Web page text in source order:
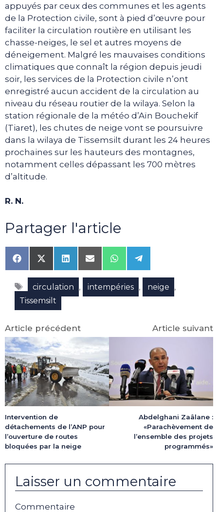
appuyés par ceux des communes et les agents
de la Protection civile, sont à pied d’œuvre pour
faciliter la circulation routière en utilisant les
chasse-neiges, le sel et autres moyens de
déneigement. Malgré les mauvaises conditions
climatiques que connaît la région depuis jeudi
soir, les services de la Protection civile n’ont
enregistré aucun accident de la circulation au
niveau du réseau routier de la wilaya. Selon la
station régionale de la météo d’Aïn Bouchekif
(Tiaret), les chutes de neige vont se poursuivre
dans la wilaya de Tissemsilt durant les 24 heures
prochaines sur les hauteurs des montagnes,
notamment celles dépassant les 700 mètres
d’altitude.
R. N.
Partager l'article
Share
on
Facebook
Share
on
X
(Twitter)
Share
on
LinkedIn
Share
on
Email
Share
on
WhatsApp
Share
on
Telegram
Étiquettes
circulation , intempéries , neige ,
Tissemsilt
Article précédent
Intervention de
détachements de l’ANP pour
l’ouverture de routes
bloquées par la neige
Article suivant
Abdelghani Zaâlane :
«Parachèvement de
l’ensemble des projets
programmés»
Laisser un commentaire
Commentaire